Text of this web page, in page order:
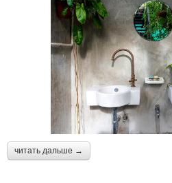
читать дальше →